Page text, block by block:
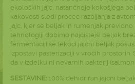
ekoloških jajc, natančneje kokošjega
kakovosti sledi procec razbijanja z
jajc, kjer se beljak in rumenjak
tehnologiji dobimo najčistejši beljak
fermentaciji se tekoči jajčni beljak
izpostavi pasterizaciji v vročih prostorih.
da v izdelku ni nevarnih bakterij
SESTAVINE: 100% dehidriran jajčni